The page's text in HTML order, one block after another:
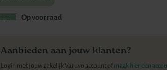
Op voorraad
Aanbieden aan jouw klanten?
Login met jouw zakelijk Varuvo account of maak hier een